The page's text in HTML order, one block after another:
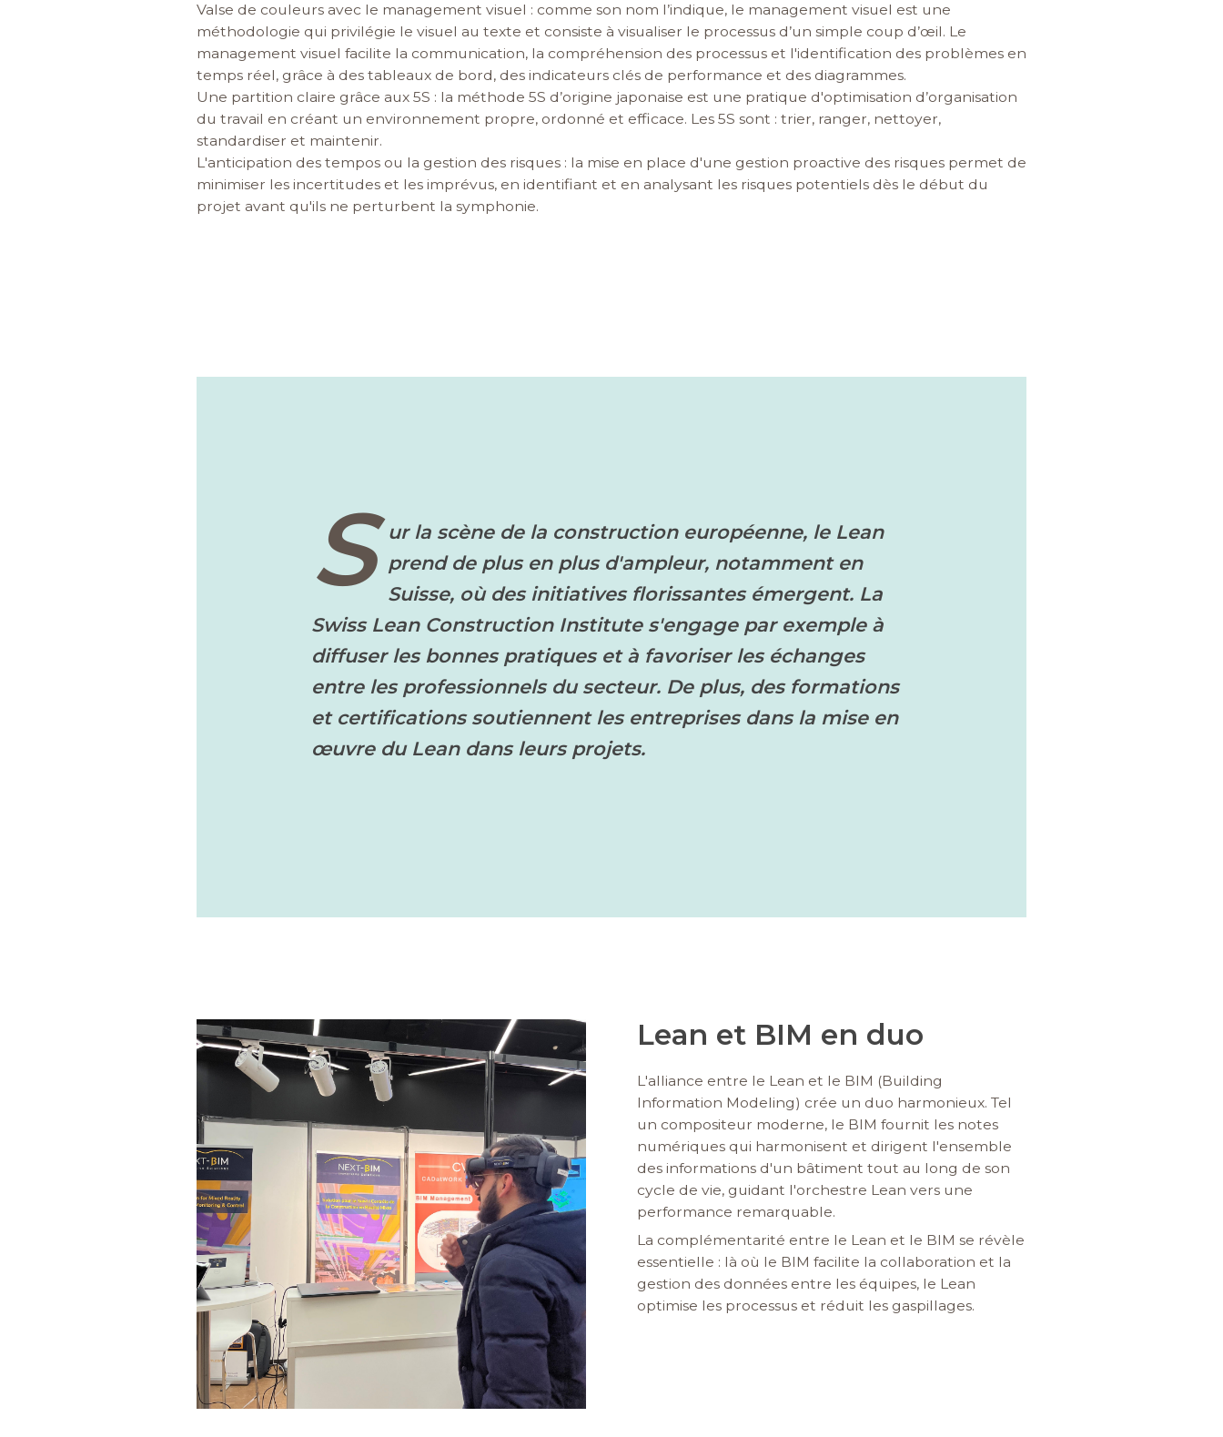
Valse de couleurs avec le management visuel : comme son nom l’indique, le management visuel est une
méthodologie qui privilégie le visuel au texte et consiste à visualiser le processus d’un simple coup d’œil. Le
management visuel facilite la communication, la compréhension des processus et l'identification des problèmes en
temps réel, grâce à des tableaux de bord, des indicateurs clés de performance et des diagrammes.
Une partition claire grâce aux 5S : la méthode 5S d’origine japonaise est une pratique d'optimisation d’organisation
du travail en créant un environnement propre, ordonné et efficace. Les 5S sont : trier, ranger, nettoyer,
standardiser et maintenir.
L'anticipation des tempos ou la gestion des risques : la mise en place d'une gestion proactive des risques permet de
minimiser les incertitudes et les imprévus, en identifiant et en analysant les risques potentiels dès le début du
projet avant qu'ils ne perturbent la symphonie.
S
ur la scène de la construction européenne, le Lean
prend de plus en plus d'ampleur, notamment en
Suisse, où des initiatives florissantes émergent. La
Swiss Lean Construction Institute s'engage par exemple à
diffuser les bonnes pratiques et à favoriser les échanges
entre les professionnels du secteur. De plus, des formations
et certifications soutiennent les entreprises dans la mise en
œuvre du Lean dans leurs projets.
Image Lean et BIM en duo
L'alliance entre le Lean et le BIM (Building
Information Modeling) crée un duo harmonieux. Tel
un compositeur moderne, le BIM fournit les notes
numériques qui harmonisent et dirigent l'ensemble
des informations d'un bâtiment tout au long de son
cycle de vie, guidant l'orchestre Lean vers une
performance remarquable.
La complémentarité entre le Lean et le BIM se révèle
essentielle : là où le BIM facilite la collaboration et la
gestion des données entre les équipes, le Lean
optimise les processus et réduit les gaspillages.